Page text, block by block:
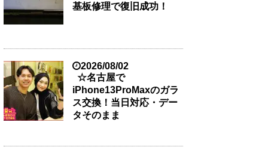
基板修理で復旧成功！
2026/08/02
☆名古屋で
iPhone13ProMaxのガラ
ス交換！当日対応・デー
タそのまま